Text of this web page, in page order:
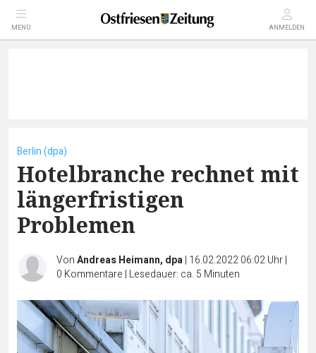
MENÜ ANMELDEN
Berlin (dpa)
Hotelbranche rechnet mit
längerfristigen
Problemen
VonAndreas Heimann, dpa| 16.02.2022 06:02 Uhr|
0 Kommentare | Lesedauer: ca. 5 Minuten